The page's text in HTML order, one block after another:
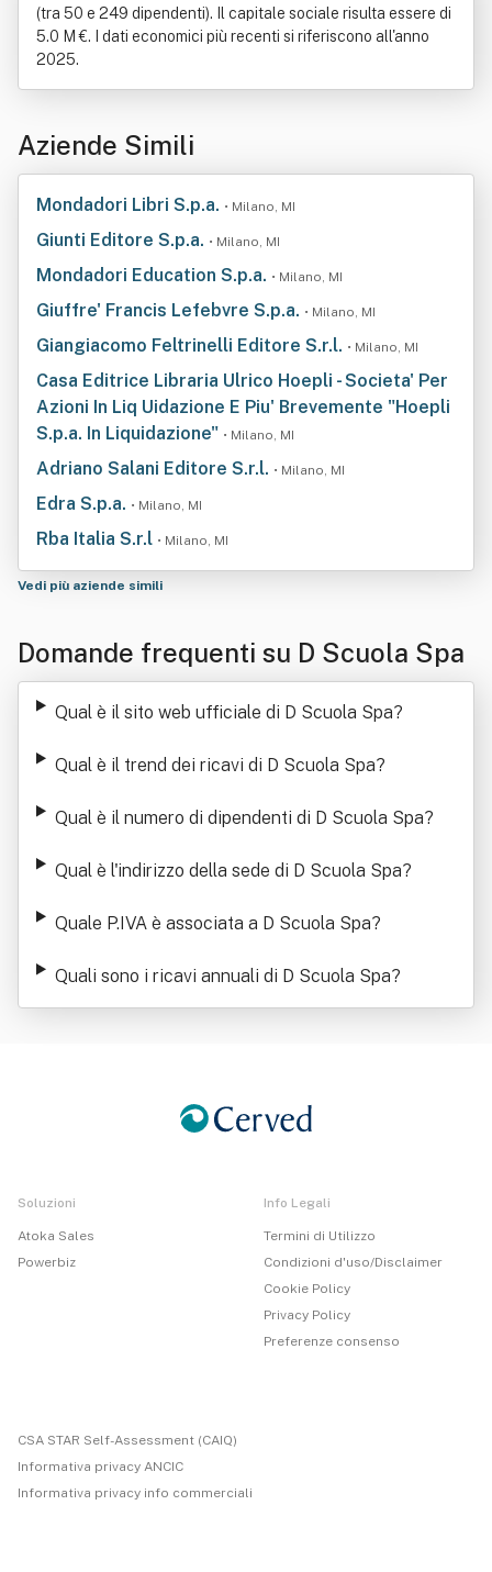
(tra 50 e 249 dipendenti). Il capitale sociale risulta essere di
5.0 M €. I dati economici più recenti si riferiscono all'anno
2025.
Aziende Simili
Mondadori Libri S.p.a. • Milano, MI
Giunti Editore S.p.a. • Milano, MI
Mondadori Education S.p.a. • Milano, MI
Giuffre' Francis Lefebvre S.p.a. • Milano, MI
Giangiacomo Feltrinelli Editore S.r.l. • Milano, MI
Casa Editrice Libraria Ulrico Hoepli - Societa' Per
Azioni In Liq Uidazione E Piu' Brevemente "Hoepli
S.p.a. In Liquidazione" • Milano, MI
Adriano Salani Editore S.r.l. • Milano, MI
Edra S.p.a. • Milano, MI
Rba Italia S.r.l • Milano, MI
Vedi più aziende simili
Domande frequenti su D Scuola Spa
Qual è il sito web ufficiale di D Scuola Spa?
Qual è il trend dei ricavi di D Scuola Spa?
Qual è il numero di dipendenti di D Scuola Spa?
Qual è l'indirizzo della sede di D Scuola Spa?
Quale P.IVA è associata a D Scuola Spa?
Quali sono i ricavi annuali di D Scuola Spa?
Soluzioni
Atoka Sales
Powerbiz
Info Legali
Termini di Utilizzo
Condizioni d'uso/Disclaimer
Cookie Policy
Privacy Policy
Preferenze consenso
CSA STAR Self-Assessment (CAIQ)
Informativa privacy ANCIC
Informativa privacy info commerciali